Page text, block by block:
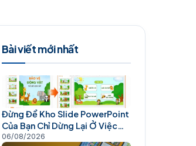
Bài viết mới nhất
Đừng Để Kho Slide PowerPoint
Của Bạn Chỉ Dừng Lại Ở Việc
Trình Chiếu
06/08/2026